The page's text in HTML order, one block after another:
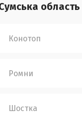
область
Конотоп
Ромни
Шостка